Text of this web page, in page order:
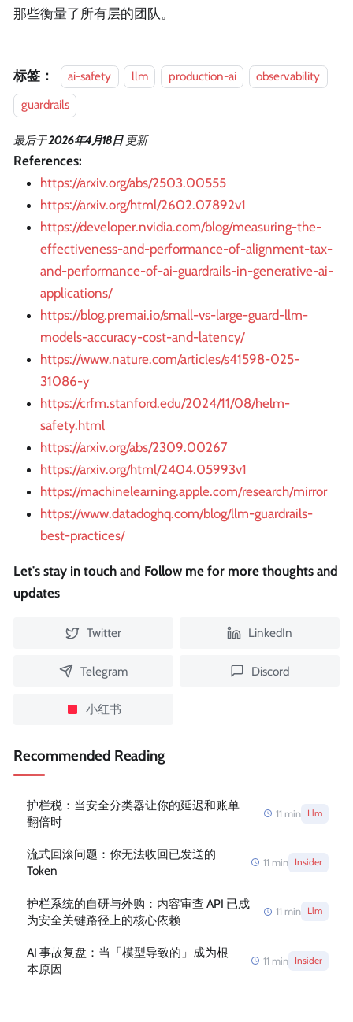
那些衡量了所有层的团队。
标签： ai-safety llm production-ai
observability
guardrails
最后于2026年4月18日 更新
References:
https://arxiv.org/abs/2503.00555
https://arxiv.org/html/2602.07892v1
https://developer.nvidia.com/blog/measuring-the-
effectiveness-and-performance-of-alignment-tax-
and-performance-of-ai-guardrails-in-generative-ai-
applications/
https://blog.premai.io/small-vs-large-guard-llm-
models-accuracy-cost-and-latency/
https://www.nature.com/articles/s41598-025-
31086-y
https://crfm.stanford.edu/2024/11/08/helm-
safety.html
https://arxiv.org/abs/2309.00267
https://arxiv.org/html/2404.05993v1
https://machinelearning.apple.com/research/mirror
https://www.datadoghq.com/blog/llm-guardrails-
best-practices/
Let's stay in touch and Follow me for more thoughts and
updates
Twitter LinkedIn
Telegram Discord
小红书
Recommended Reading
护栏税：当安全分类器让你的延迟和账单
翻倍时
11 min Llm
流式回滚问题：你无法收回已发送的
Token
11 min Insider
护栏系统的自研与外购：内容审查 API 已成
为安全关键路径上的核心依赖
11 min Llm
AI 事故复盘：当「模型导致的」成为根
本原因
11 min Insider